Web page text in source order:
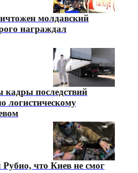
молдавский
награждал
последствий
логистическому
что Киев не смог